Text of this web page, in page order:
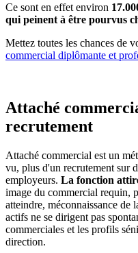
Ce sont en effet environ
qui peinent à être pourvus
Mettez toutes les chances de
commercial diplômante et
Attaché
recrutement
Attaché commercial est un
vu, plus d'un recrutement sur
employeurs. La fonction
image du commercial requin,
atteindre, méconnaissance de
actifs ne se dirigent pas
commerciales et les profils
direction.